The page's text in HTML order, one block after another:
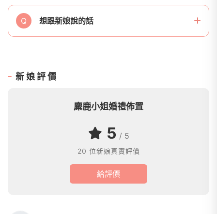
Q 想跟新娘說的話
新娘評價
麋鹿小姐婚禮佈置
5 / 5
20 位新娘真實評價
給評價